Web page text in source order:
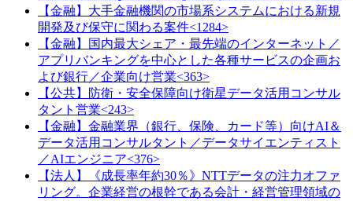
【金融】大手金融機関の市場系システムにおける新規
開発及び保守に関わる案件<1284>
【金融】国内最大シェア・最先端のインターネット／
アプリバンキングを中心とした各種サービスの企画お
よび銀行／企業向け営業<363>
【公共】防衛・安全保障向け衛星データ活用コンサル
タント営業<243>
【金融】金融業界（銀行、保険、カード等）向けAI＆
データ活用コンサルタント／データサイエンティスト
／AIエンジニア<376>
【法人】《成長率年約30％》NTTデータの注力オファ
リング。企業経営の根幹である会計・経営管理領域の